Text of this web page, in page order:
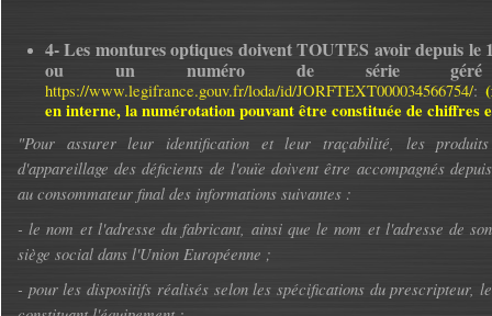
4- Les montures optiques doivent TOUTES avoir depuis
ou un numéro de série
https://www.legifrance.gouv.fr/loda/id/JORFTEXT000034566754/:
en interne, la numérotation pouvant être constituée de chiffres
"Pour assurer leur identification et leur traçabilité, les
d'appareillage des déficients de l'ouïe doivent être accompagnés
au consommateur final des informations suivantes :
- le nom et l'adresse du fabricant, ainsi que le nom et l'adresse de
siège social dans l'Union Européenne ;
- pour les dispositifs réalisés selon les spécifications du prescripteur,